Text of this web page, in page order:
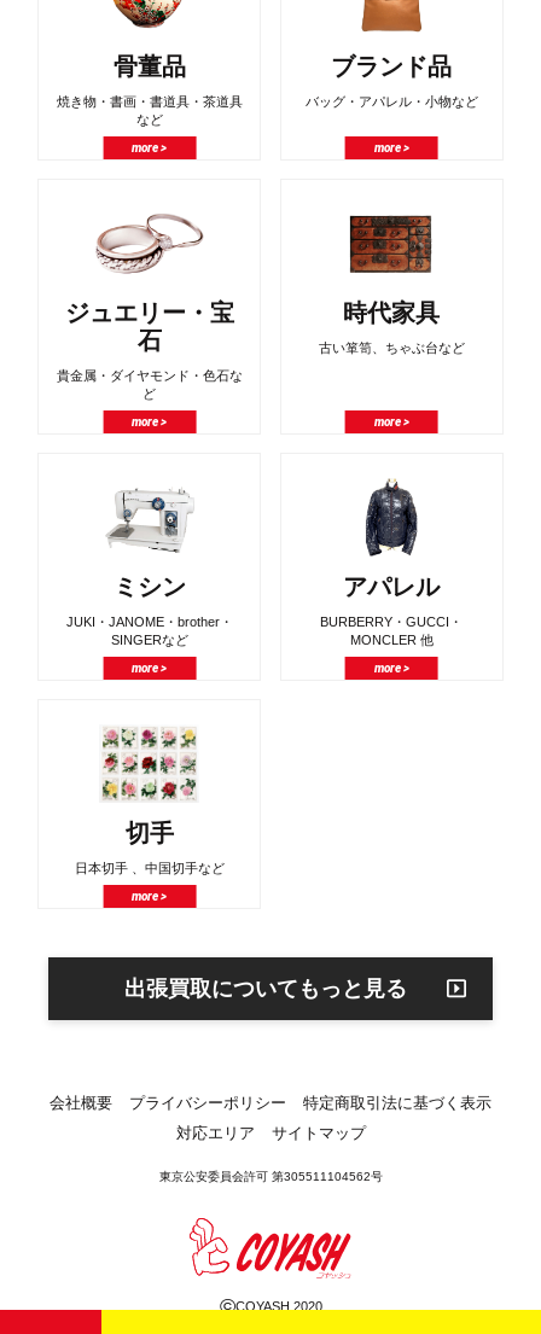
骨董品
焼き物・書画・書道具・茶道具
など
more >
ブランド品
バッグ・アパレル・小物など
more >
ジュエリー・宝
石
貴金属・ダイヤモンド・色石な
ど
more >
時代家具
古い箪笥、ちゃぶ台など
more >
ミシン
JUKI・JANOME・brother・
SINGERなど
more >
アパレル
BURBERRY・GUCCI・
MONCLER 他
more >
切手
日本切手 、中国切手など
more >
出張買取についてもっと見る
会社概要 プライバシーポリシー
特定商取引法に基づく表示
対応エリア
サイトマップ
東京公安委員会許可 第305511104562号
©COYASH 2020